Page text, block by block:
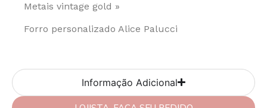
Metais vintage gold »
Forro personalizado Alice Palucci
Informação Adicional